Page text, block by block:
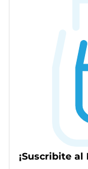
¡Suscribite